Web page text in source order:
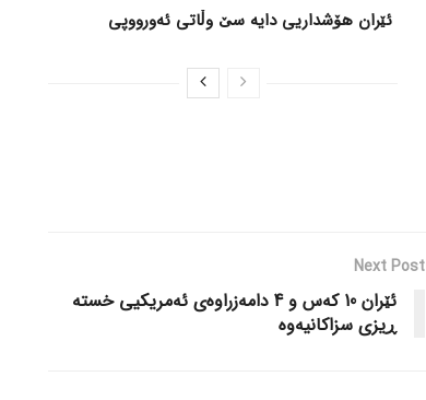
ئێران هۆشداریی دایە سێ وڵاتی ئەورووپی
Next Post
ئێران 10 کەس و 4 دامەزراوەی ئەمریکیی خستە
ڕیزی سزاکانیەوە